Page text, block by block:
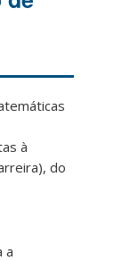
à
do
a